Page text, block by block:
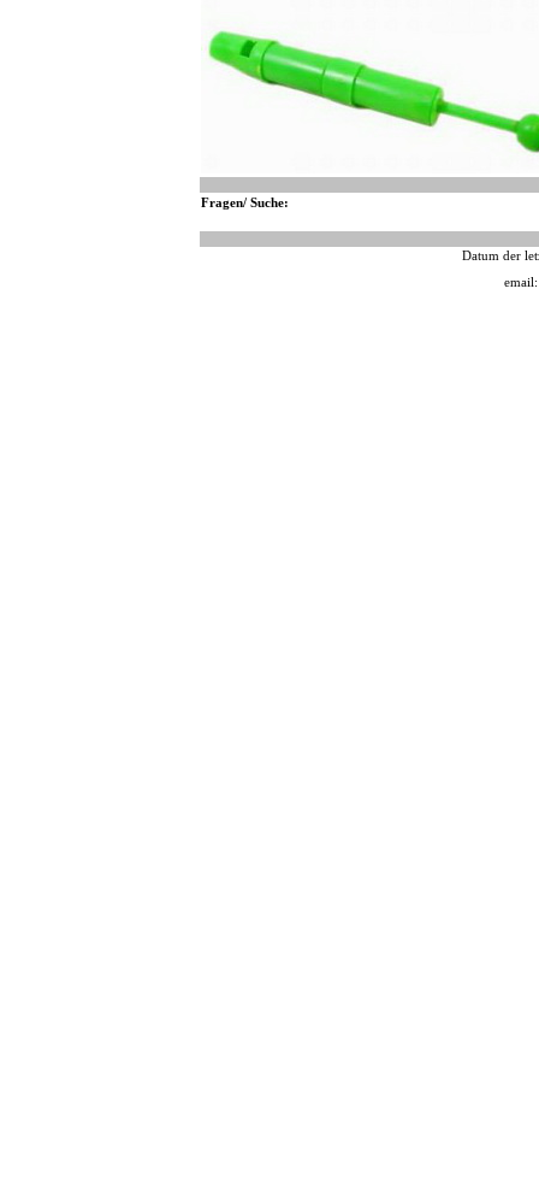
Fragen/ Suche:
Datum der